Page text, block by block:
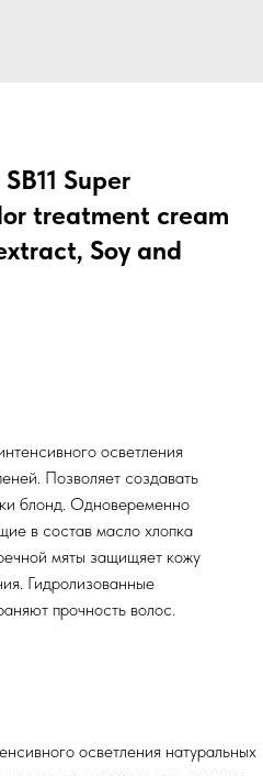
Super
treatment cream
Soy and
осветления
Позволяет создавать
блонд. Одновеременно
в состав масло хлопка
мяты защищяет кожу
Гидролизованные
прочность волос.
осветления натуральных